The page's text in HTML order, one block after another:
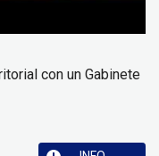
con un Gabinete